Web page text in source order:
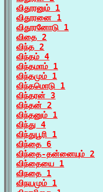
விதூரனும் 1
விதூரனை 1
விதூரனோடு 1
விதை 2
விந்த 2
விந்தம் 4
விந்தமாம் 1
விந்தமும் 1
விந்தமொடு 1
விந்தரன் 3
விந்தன் 2
விந்தனும் 1
விந்து 4
விந்துபூரி 1
விந்தை 6
விந்தை-தன்னையும் 2
விந்தையை 1
விநதை 1
விநயமும் 1